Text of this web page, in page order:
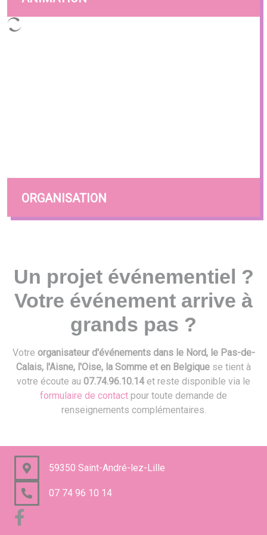
ORGANISATION
Un projet événementiel ?
Votre événement arrive à
grands pas ?
Votre organisateur d'événements dans le Nord, le Pas-de-
Calais, l'Aisne, l'Oise, la Somme et en Belgique se tient à
votre écoute au 07.74.96.10.14et reste disponible via le
formulaire de contact pour toute demande de
renseignements complémentaires.
59350 Saint-André-lez-Lille
07 74 96 10 14